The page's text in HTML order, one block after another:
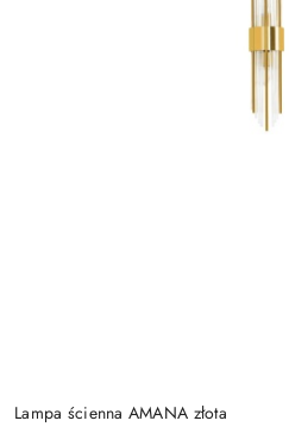
Lampa ścienna AMANA złota